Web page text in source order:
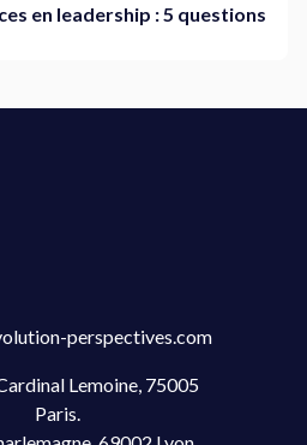
en leadership : 5 questions
perspectives.com
Lemoine, 75005
Paris.